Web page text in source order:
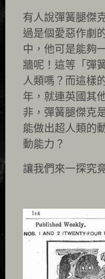
有人說彈簧腿傑
過是個愛惡作劇
中，他可是能夠
牆呢！這等「彈
人類嗎？而這樣
年，就連英國其
非，彈簧腿傑克
能做出超人類的
動能力？
讓我們來一探究